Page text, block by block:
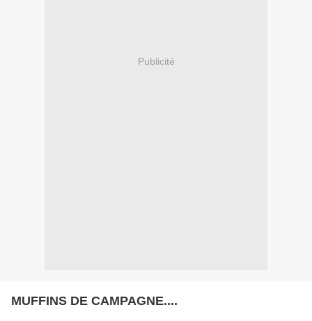
Publicité
MUFFINS DE CAMPAGNE....